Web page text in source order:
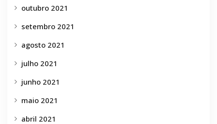
outubro 2021
setembro 2021
agosto 2021
julho 2021
junho 2021
maio 2021
abril 2021